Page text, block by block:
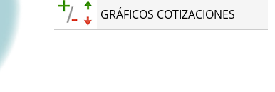
GRÁFICOS COTIZACIONES